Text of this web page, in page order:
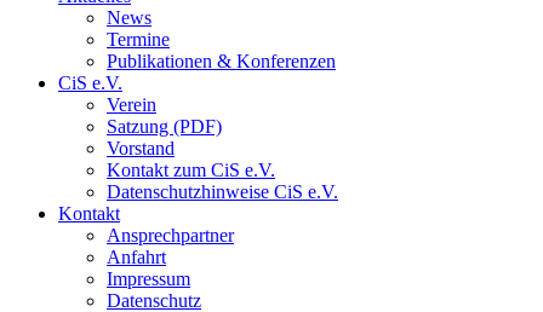
News
Termine
Publikationen & Konferenzen
CiS e.V.
Verein
Satzung (PDF)
Vorstand
Kontakt zum CiS e.V.
Datenschutzhinweise CiS e.V.
Kontakt
Ansprechpartner
Anfahrt
Impressum
Datenschutz